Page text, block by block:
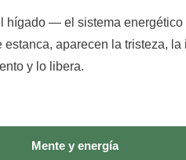
— el sistema
aparecen la tristeza,
y lo libera.
Mente y energía